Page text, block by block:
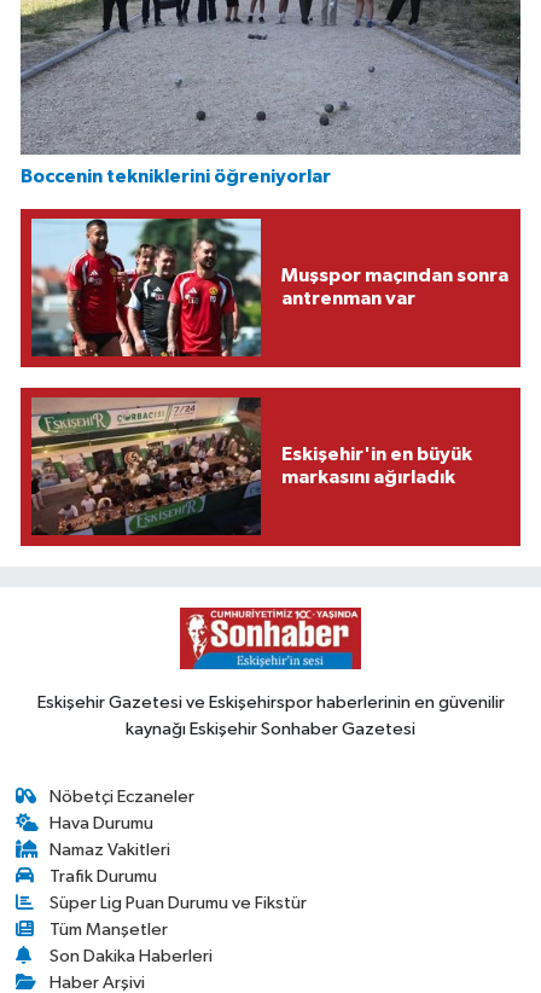
Boccenin tekniklerini öğreniyorlar
Muşspor maçından sonra
antrenman var
Eskişehir'in en büyük
markasını ağırladık
Eskişehir Gazetesi ve Eskişehirspor haberlerinin en güvenilir
kaynağı Eskişehir Sonhaber Gazetesi
Nöbetçi Eczaneler
Hava Durumu
Namaz Vakitleri
Trafik Durumu
Süper Lig Puan Durumu ve Fikstür
Tüm Manşetler
Son Dakika Haberleri
Haber Arşivi